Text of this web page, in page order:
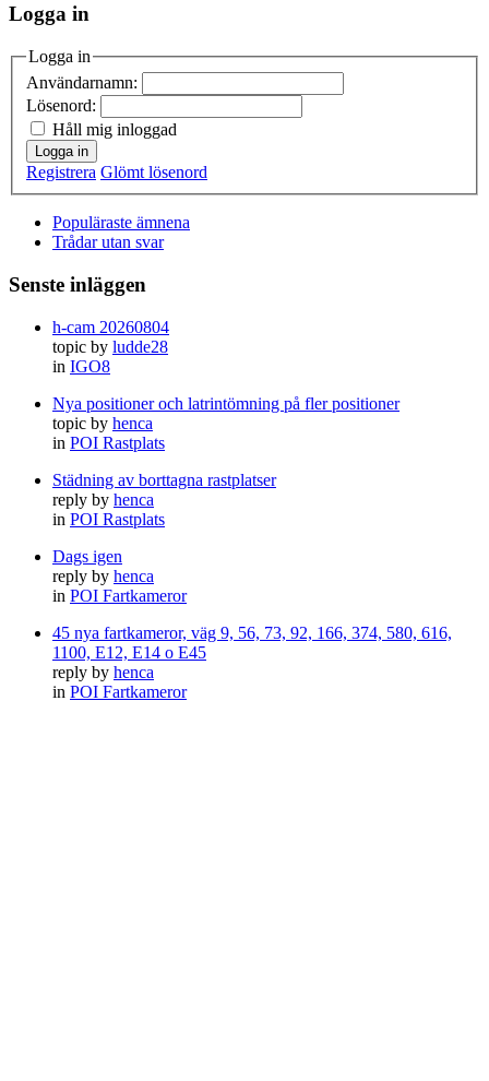
Logga in
Logga in
Användarnamn:
Lösenord:
Håll mig inloggad
Logga in
Registrera Glömt lösenord
Populäraste ämnena
Trådar utan svar
Senste inläggen
h-cam 20260804
topic by ludde28
in IGO8
Nya positioner och latrintömning på fler positioner
topic by henca
in POI Rastplats
Städning av borttagna rastplatser
reply by henca
in POI Rastplats
Dags igen
reply by henca
in POI Fartkameror
45 nya fartkameror, väg 9, 56, 73, 92, 166, 374, 580, 616,
1100, E12, E14 o E45
reply by henca
in POI Fartkameror